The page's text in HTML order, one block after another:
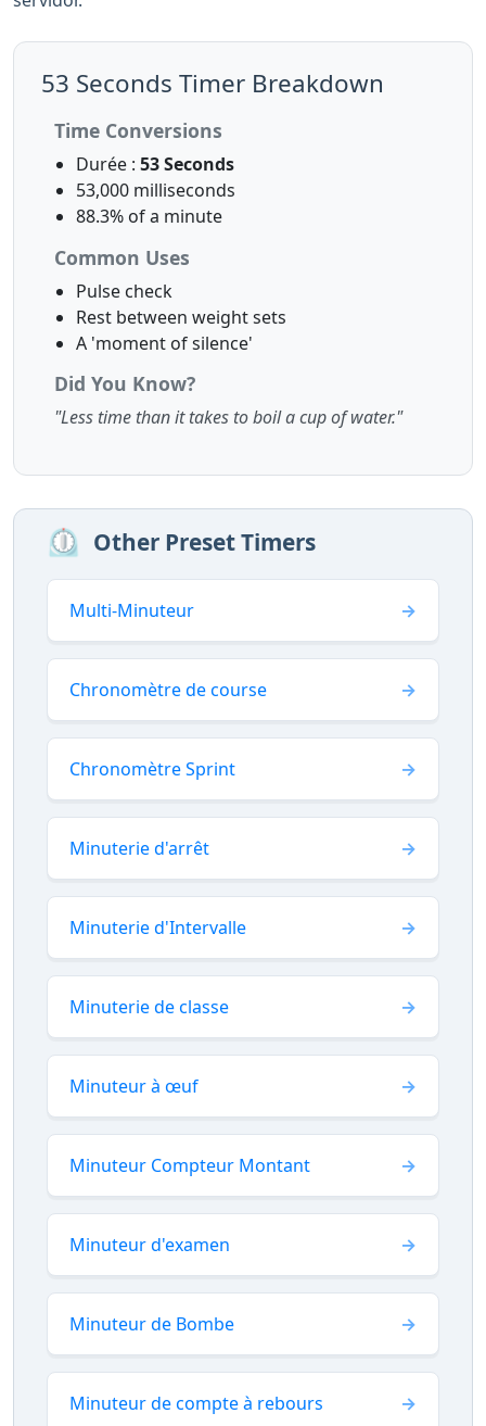
53 Seconds Timer Breakdown
Time Conversions
Durée : 53 Seconds
53,000 milliseconds
88.3% of a minute
Common Uses
Pulse check
Rest between weight sets
A 'moment of silence'
Did You Know?
"Less time than it takes to boil a cup of water."
⏲️ Other Preset Timers
Multi-Minuteur
Chronomètre de course
Chronomètre Sprint
Minuterie d'arrêt
Minuterie d'Intervalle
Minuterie de classe
Minuteur à œuf
Minuteur Compteur Montant
Minuteur d'examen
Minuteur de Bombe
Minuteur de compte à rebours